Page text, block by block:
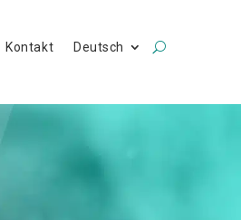
Kontakt Deutsch